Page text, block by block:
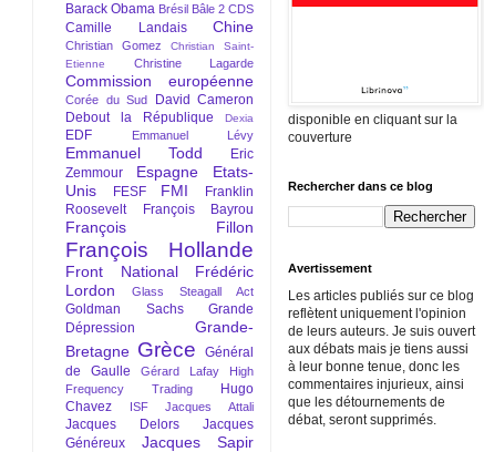
Barack Obama Brésil Bâle 2 CDS
Camille Landais Chine
Christian Gomez
Christian Saint-
Etienne
Christine Lagarde
Commission européenne
Corée du Sud
David Cameron
Debout la République
Dexia
EDF Emmanuel Lévy
Emmanuel Todd
Eric
Zemmour
Espagne
Etats-
Unis
FESF FMI
Franklin
Roosevelt
François Bayrou
François Fillon
François Hollande
Front National
Frédéric
Lordon
Glass Steagall Act
Goldman Sachs
Grande
Dépression
Grande-
Bretagne Grèce
Général
de Gaulle
Gérard Lafay
High
Frequency Trading
Hugo
Chavez
ISF Jacques Attali
Jacques Delors
Jacques
Généreux
Jacques Sapir
disponible en cliquant sur la
couverture
Rechercher dans ce blog
Avertissement
Les articles publiés sur ce blog
reflètent uniquement l'opinion
de leurs auteurs. Je suis ouvert
aux débats mais je tiens aussi
à leur bonne tenue, donc les
commentaires injurieux, ainsi
que les détournements de
débat, seront supprimés.